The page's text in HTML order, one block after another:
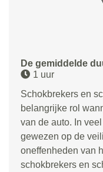
De gemiddelde
1 uur
Schokbrekers en
belangrijke rol
van de auto. In
gewezen op de
oneffenheden van
schokbrekers en